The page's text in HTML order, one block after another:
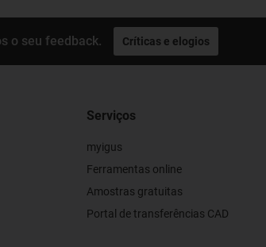
o seu feedback. Críticas e elogios
Serviços
myigus
Ferramentas online
Amostras gratuitas
Portal de transferências CAD